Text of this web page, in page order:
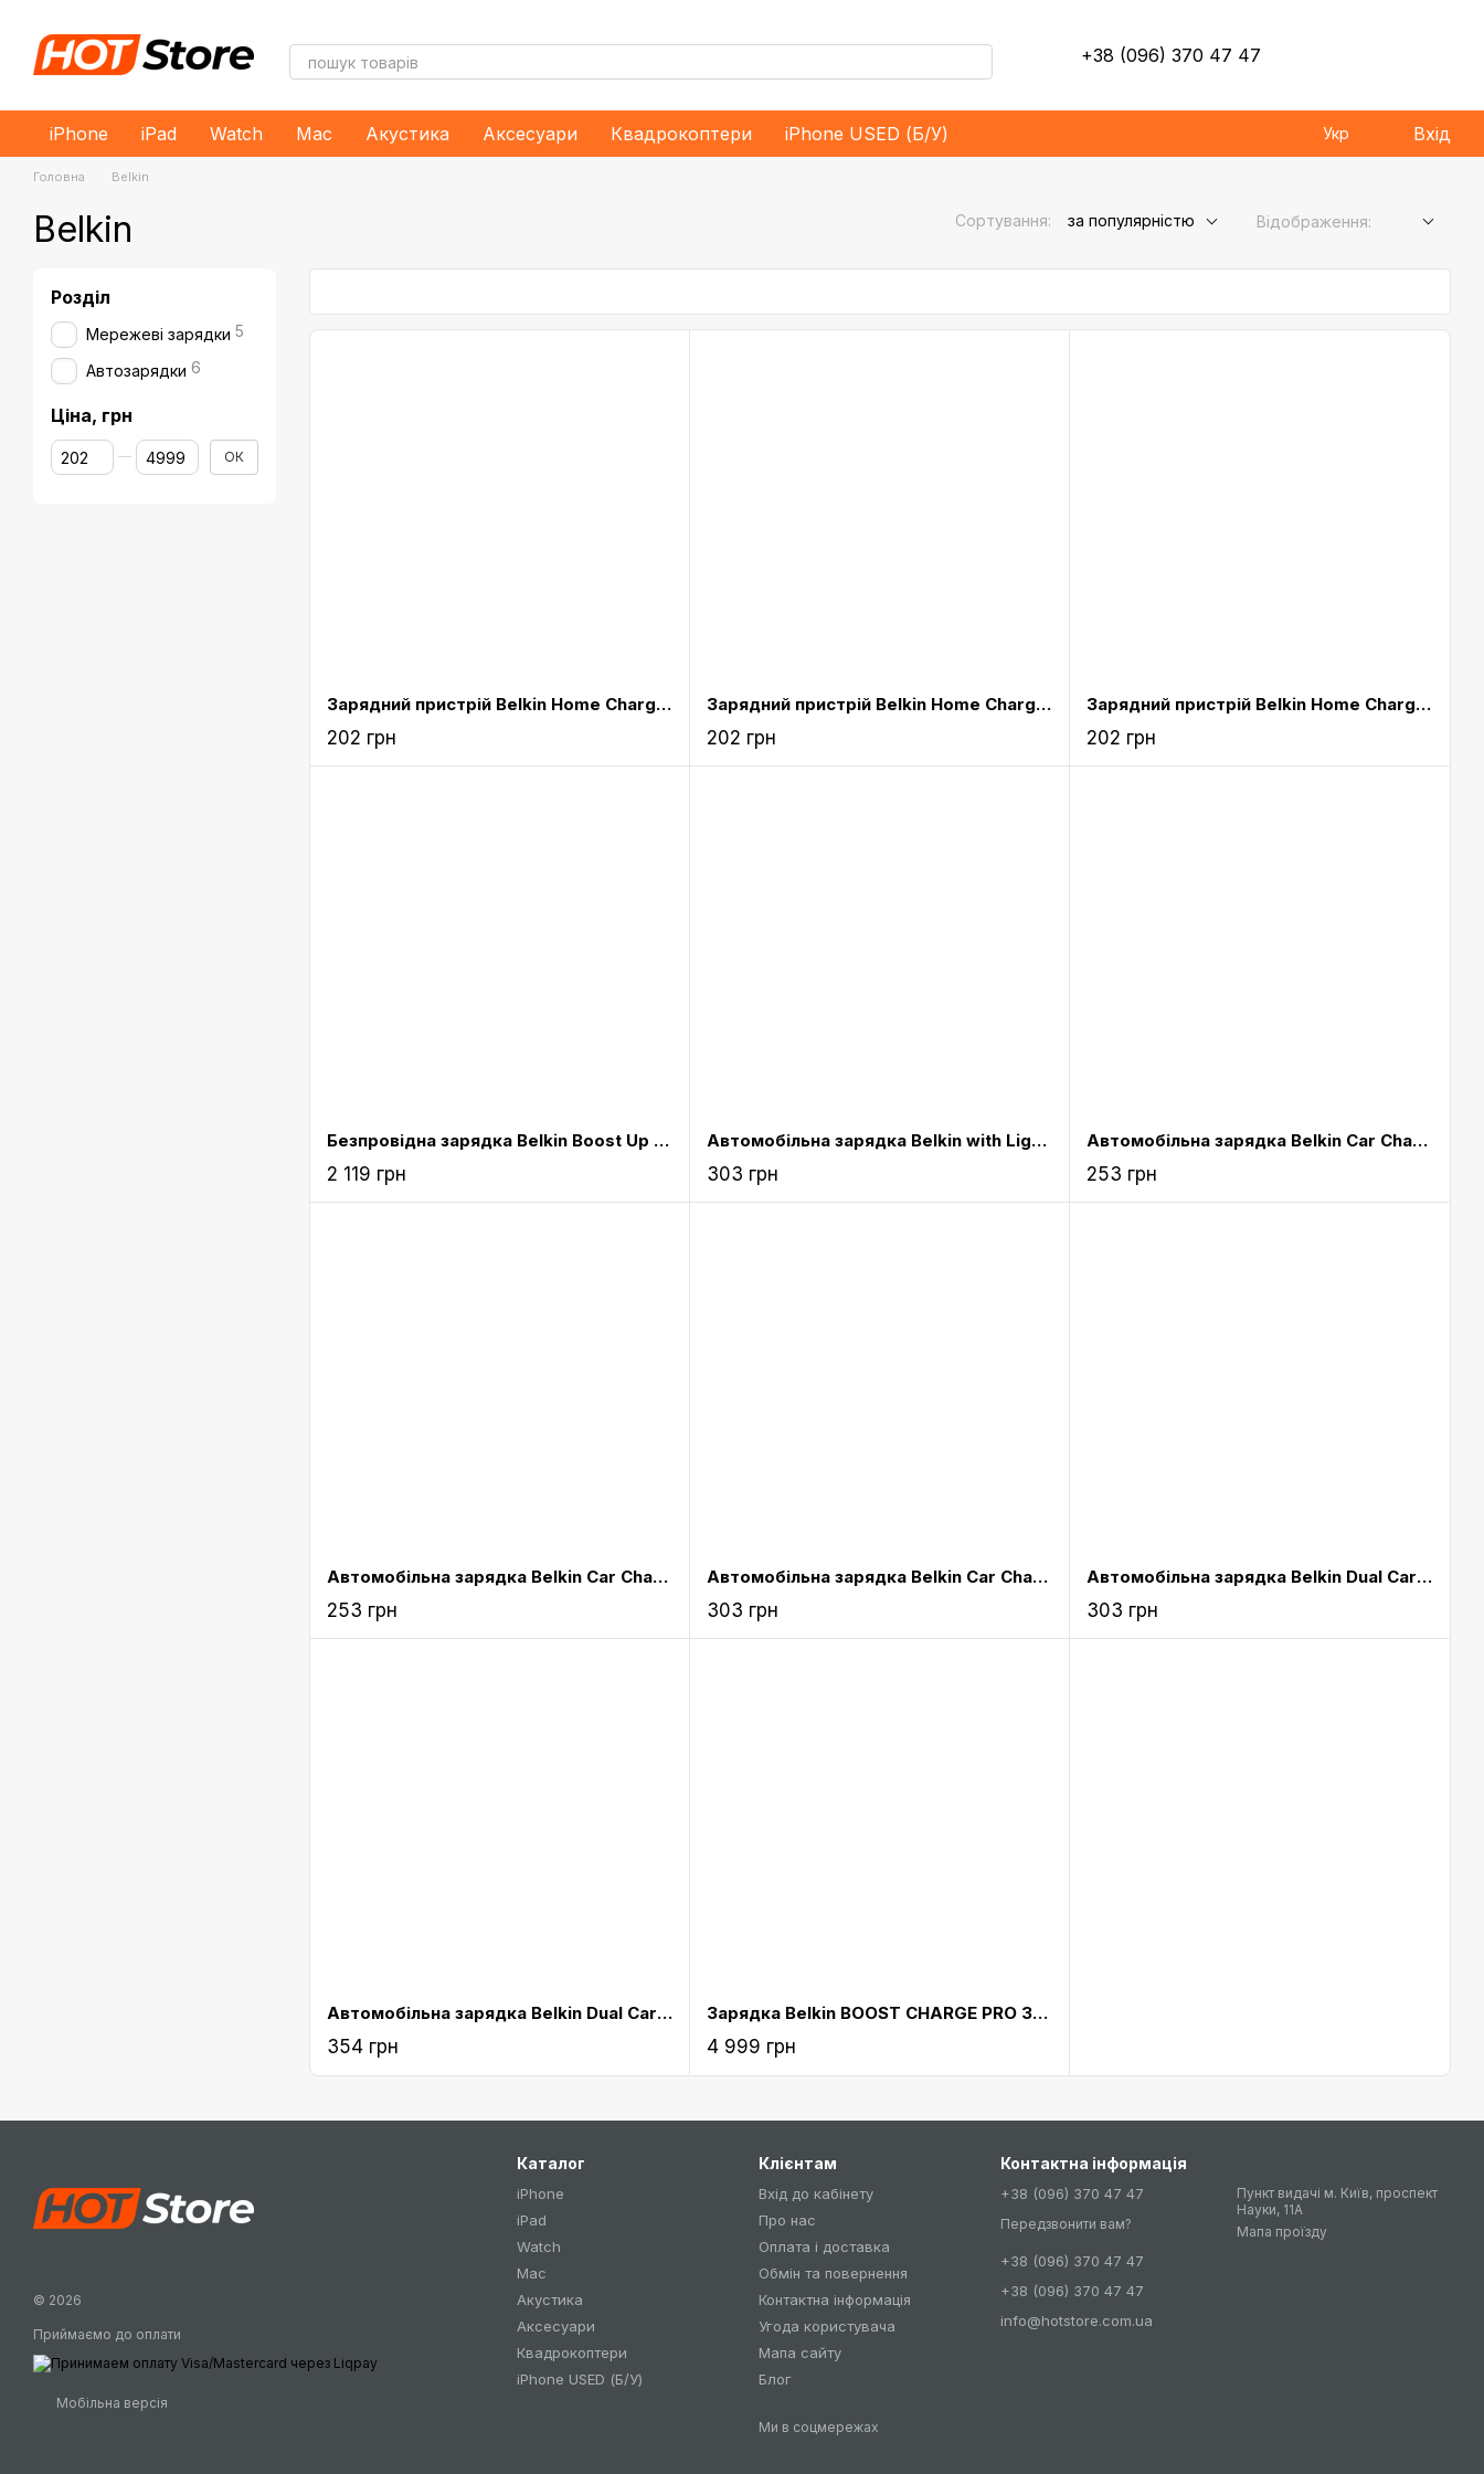
+38 (096) 370 47 47
iPhone iPad Watch Mac Акустика Аксесуари Квадрокоптери iPhone USED (Б/У) Укр Вхід
Головна Belkin
Belkin Сортування: за популярністю Відображення:
Зарядний пристрій Belkin Home Charger 1 USB port (5 Watt / 1 Amp) Pink
202 грн
Зарядний пристрій Belkin Home Charger 1 USB port (5 Watt / 1 Amp) Purple
202 грн
Зарядний пристрій Belkin Home Charger 1 USB port (5 Watt / 1 Amp) Red
202 грн
Безпровідна зарядка Belkin Boost Up Wireless Charging Pad (HL802)
2 119 грн
Автомобільна зарядка Belkin with Lightning to USB Cable (10 watt/1.2 м/2.1 Amp) Black
303 грн
Автомобільна зарядка Belkin Car Charger 2.1 AMP/10 Watts - White for iPhone 5/iPad/iPad mini
253 грн
Автомобільна зарядка Belkin Car Charger 2.1 AMP/10 Watts - Black for iPhone 5/iPad/iPad mini
253 грн
Автомобільна зарядка Belkin Car Charger with Lightning to USB Cable (10 watt/2.4 Amp) White
303 грн
Автомобільна зарядка Belkin Dual Car Charger (10 Watt/2.1 Amp Per Port) White
303 грн
Автомобільна зарядка Belkin Dual Car Charger with Lightning to USB Cable (10 Watt/2.1 Amp Per Port) White
354 грн
Зарядка Belkin BOOST CHARGE PRO 3-in-1 Wireless Charger with MagSafe White (WIZ009VFWH)
4 999 грн
Розділ
Мережеві зарядки 5
Автозарядки 6
Ціна, грн
Від Ціна, грн
До Ціна, грн ОК
© 2026
Приймаємо до оплати
Мобільна версія
Каталог
iPhone
iPad
Watch
Mac
Акустика
Аксесуари
Квадрокоптери
iPhone USED (Б/У)
Клієнтам
Вхід до кабінету
Про нас
Оплата і доставка
Обмін та повернення
Контактна інформація
Угода користувача
Мапа сайту
Блог
Ми в соцмережах
Контактна інформація
+38 (096) 370 47 47
Передзвонити вам?
+38 (096) 370 47 47
+38 (096) 370 47 47
info@hotstore.com.ua
Пункт видачі м. Київ, проспект
Науки, 11А
Мапа проїзду